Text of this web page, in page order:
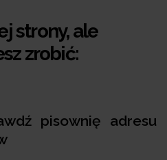
strony, ale
zrobić:
pisownię adresu